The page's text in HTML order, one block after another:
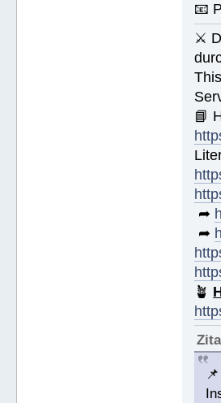
📧
⚔
📘
➦
➦
🪴
📌